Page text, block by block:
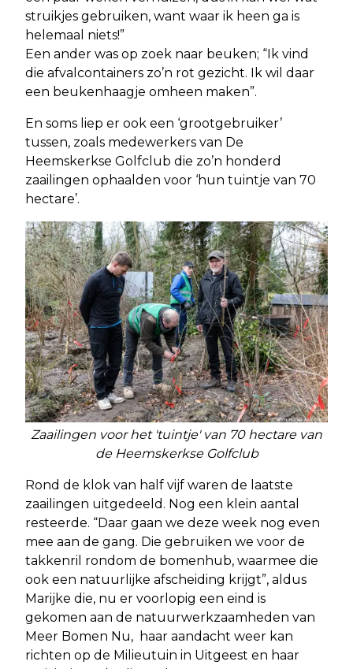
struikjes gebruiken, want waar ik heen ga is
helemaal niets!”
Een ander was op zoek naar beuken; “Ik vind
die afvalcontainers zo’n rot gezicht. Ik wil daar
een beukenhaagje omheen maken”.
En soms liep er ook een ‘grootgebruiker’
tussen, zoals medewerkers van De
Heemskerkse Golfclub die zo’n honderd
zaailingen ophaalden voor ‘hun tuintje van 70
hectare’.
Zaailingen voor het 'tuintje' van 70 hectare van
de Heemskerkse Golfclub
Rond de klok van half vijf waren de laatste
zaailingen uitgedeeld. Nog een klein aantal
resteerde. “Daar gaan we deze week nog even
mee aan de gang. Die gebruiken we voor de
takkenril rondom de bomenhub, waarmee die
ook een natuurlijke afscheiding krijgt”, aldus
Marijke die, nu er voorlopig een eind is
gekomen aan de natuurwerkzaamheden van
Meer Bomen Nu, haar aandacht weer kan
richten op de Milieutuin in Uitgeest en haar